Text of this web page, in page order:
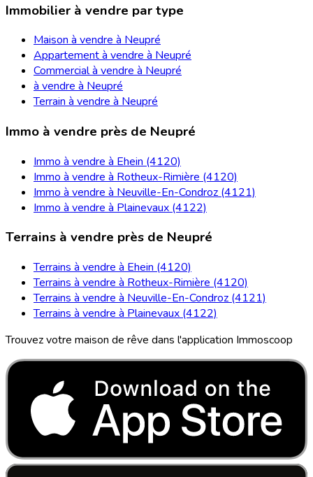
Immobilier à vendre par type
Maison à vendre à Neupré
Appartement à vendre à Neupré
Commercial à vendre à Neupré
à vendre à Neupré
Terrain à vendre à Neupré
Immo à vendre près de Neupré
Immo à vendre à Ehein (4120)
Immo à vendre à Rotheux-Rimière (4120)
Immo à vendre à Neuville-En-Condroz (4121)
Immo à vendre à Plainevaux (4122)
Terrains à vendre près de Neupré
Terrains à vendre à Ehein (4120)
Terrains à vendre à Rotheux-Rimière (4120)
Terrains à vendre à Neuville-En-Condroz (4121)
Terrains à vendre à Plainevaux (4122)
Trouvez votre maison de rêve dans l'application Immoscoop